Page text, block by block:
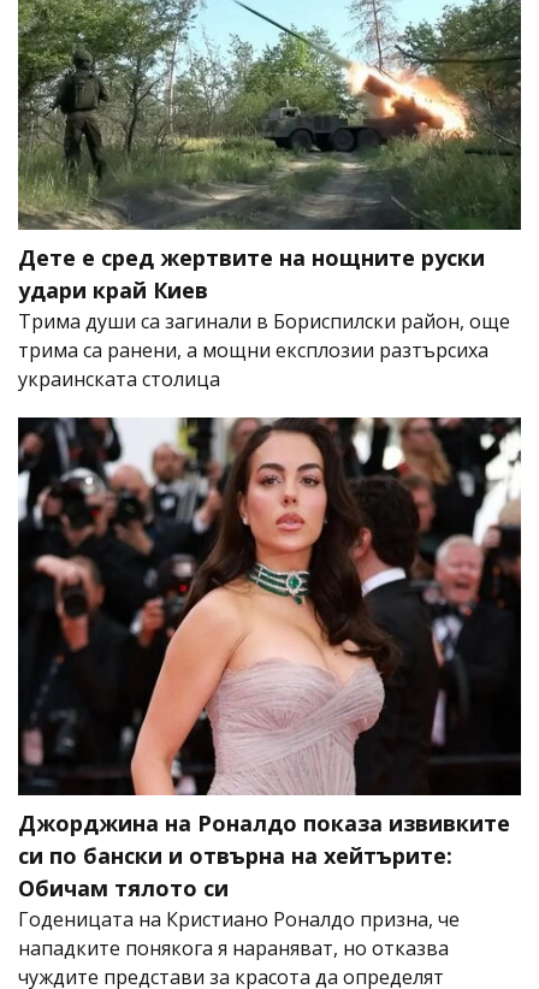
Дете е сред жертвите на нощните руски
удари край Киев
Трима души са загинали в Бориспилски район, още
трима са ранени, а мощни експлозии разтърсиха
украинската столица
Джорджина на Роналдо показа извивките
си по бански и отвърна на хейтърите:
Обичам тялото си
Годеницата на Кристиано Роналдо призна, че
нападките понякога я нараняват, но отказва
чуждите представи за красота да определят